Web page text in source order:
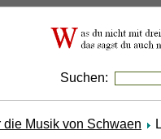
Suchen:
die Musik von Schwaen